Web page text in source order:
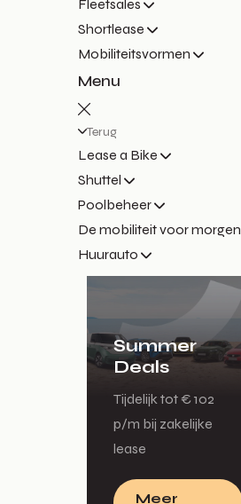
Fleetsales
Shortlease
Mobiliteitsvormen
Menu
Terug
Lease a Bike
Shuttel
Poolbeheer
De mobiliteit voor morgen
Huurauto
Summer
Deals
Tijdelijk tot € 102
p/m bij zakelijke
lease
Meer